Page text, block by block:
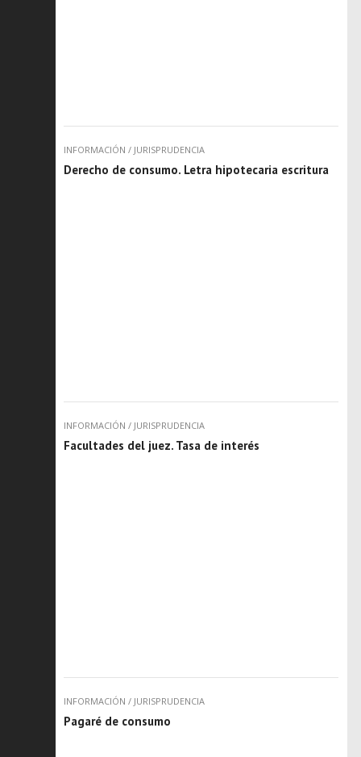
INFORMACIÓN / JURISPRUDENCIA
Derecho de consumo. Letra hipotecaria escritura
INFORMACIÓN / JURISPRUDENCIA
Facultades del juez. Tasa de interés
INFORMACIÓN / JURISPRUDENCIA
Pagaré de consumo